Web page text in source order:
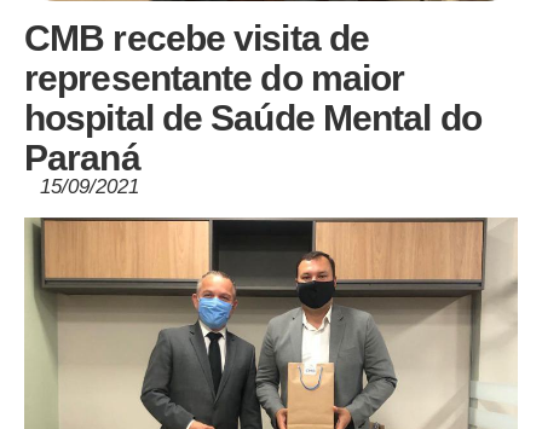
CMB recebe visita de
representante do maior
hospital de Saúde Mental do
Paraná
15/09/2021